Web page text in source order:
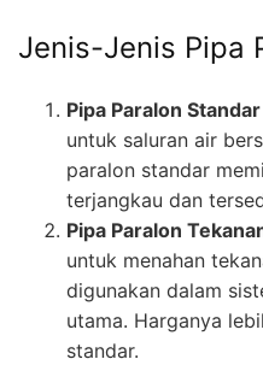
Jenis-Jenis Pipa
Pipa Paralon Standar
untuk saluran air
paralon standar
terjangkau dan
Pipa Paralon
untuk menahan
digunakan dalam
utama. Harganya
standar.